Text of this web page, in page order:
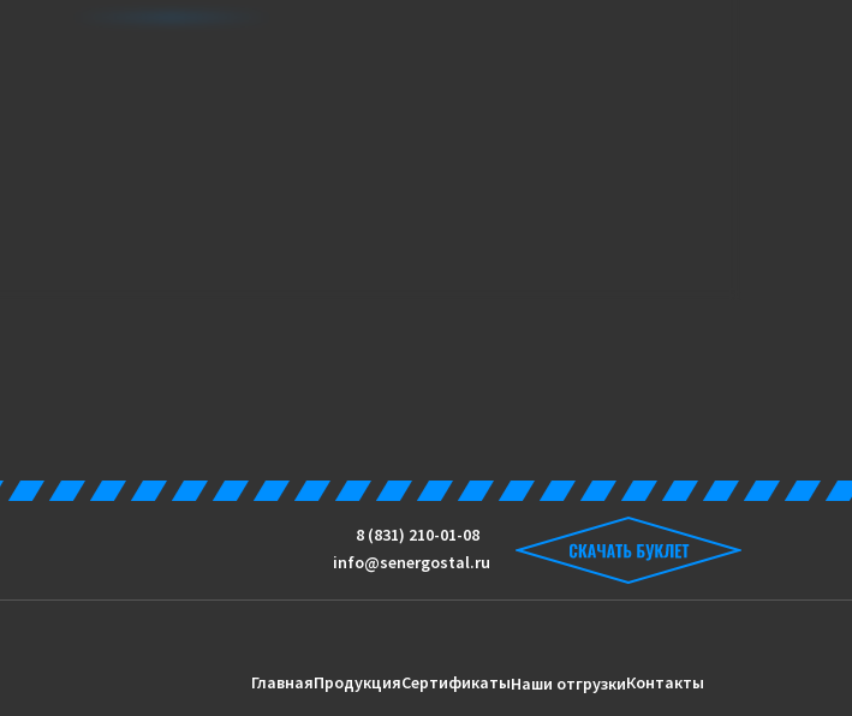
ГлавнаяПродукцияСертификатыНаши отгрузкиКонтакты
info@senergostal.ru
8 (831) 210-01-08